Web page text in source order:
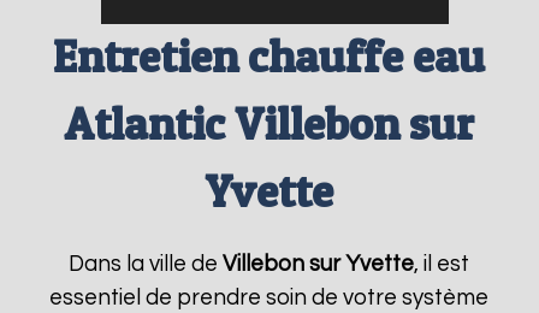
Entretien chauffe eau
Atlantic Villebon sur
Yvette
Dans la ville deVillebon sur Yvette, il est
essentiel de prendre soin de votre système